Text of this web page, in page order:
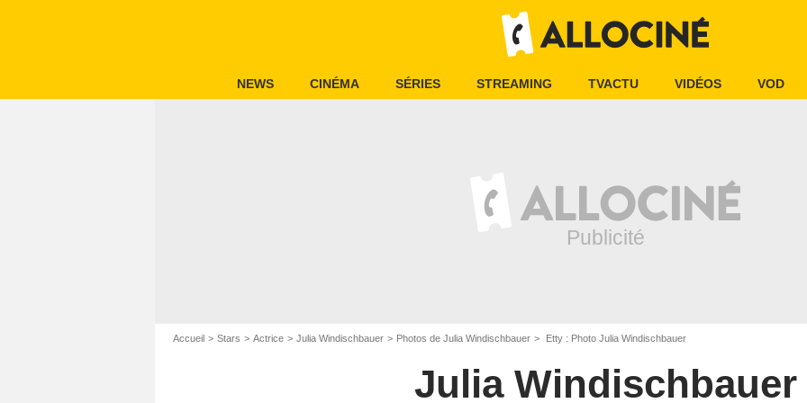
NEWS CINÉMA SÉRIES STREAMING TVACTU VIDÉOS VOD
Accueil Stars Actrice Julia Windischbauer Photos de Julia Windischbauer Etty : Photo Julia Windischbauer
Julia Windischbauer